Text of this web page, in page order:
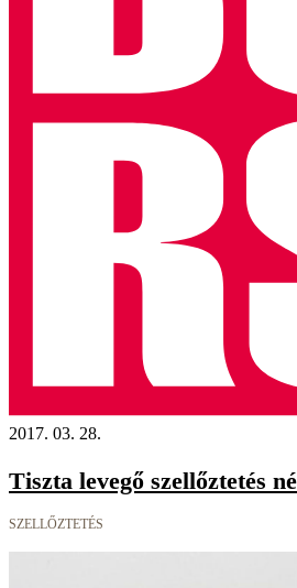
2017. 03. 28.
Tiszta levegő szellőztetés
SZELLŐZTETÉS